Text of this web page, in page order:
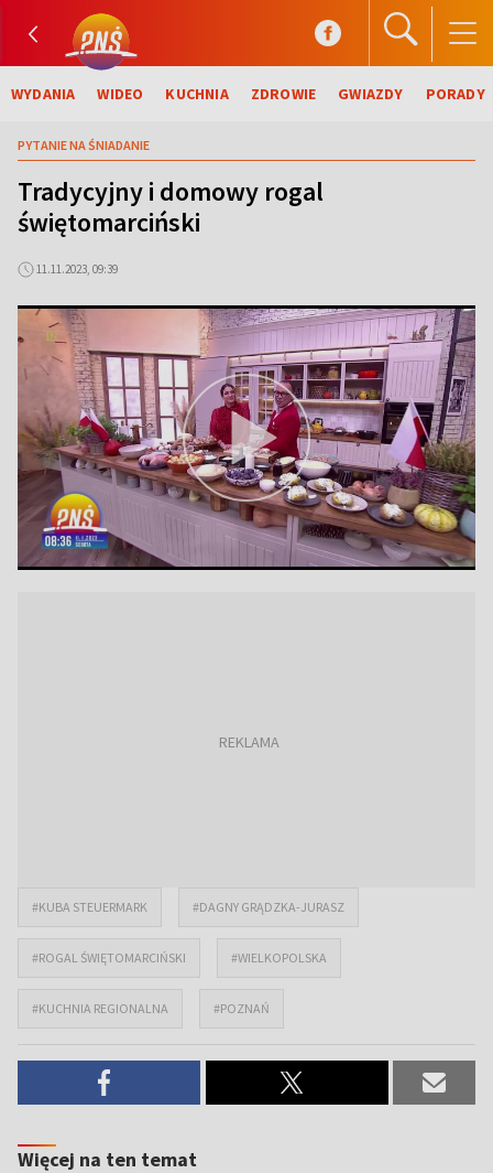
WYDANIA WIDEO KUCHNIA ZDROWIE GWIAZDY PORADY
PYTANIE NA ŚNIADANIE
Tradycyjny i domowy rogal
świętomarciński
11.11.2023, 09:39
#KUBA STEUERMARK #DAGNY GRĄDZKA-JURASZ
#ROGAL ŚWIĘTOMARCIŃSKI #WIELKOPOLSKA
#KUCHNIA REGIONALNA #POZNAŃ
Więcej na ten temat